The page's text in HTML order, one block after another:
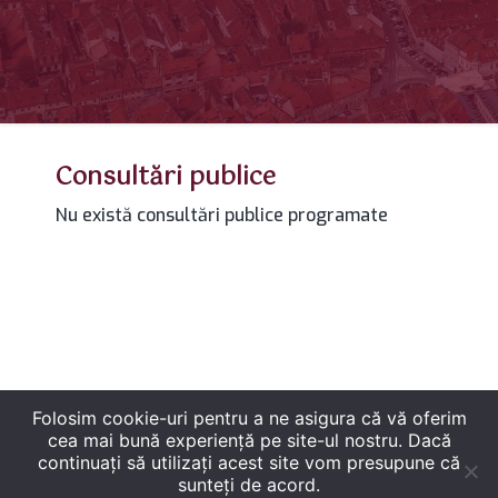
Consultări publice
Nu există consultări publice programate
Folosim cookie-uri pentru a ne asigura că vă oferim
cea mai bună experiență pe site-ul nostru. Dacă
continuați să utilizați acest site vom presupune că
sunteți de acord.